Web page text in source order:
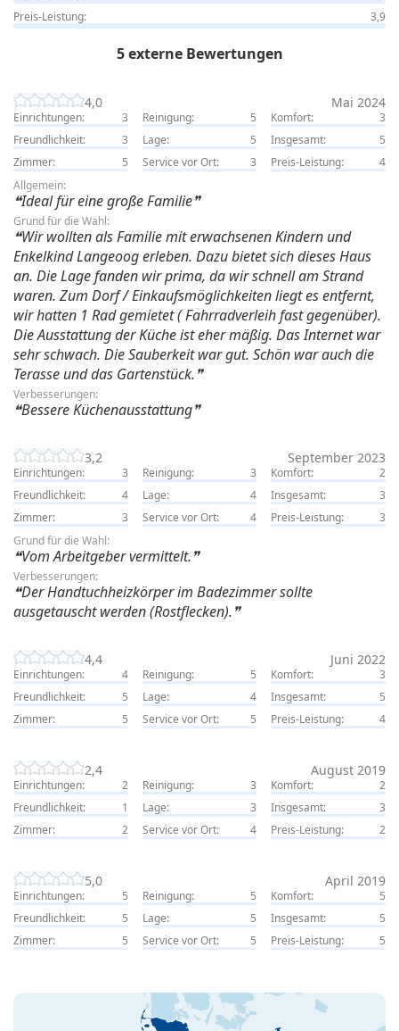
Preis-Leistung:
3,9
5 externe Bewertungen
4,0 Mai 2024
Einrichtungen: 3 Reinigung: 5 Komfort:
3
Freundlichkeit:
3 Lage: 5 Insgesamt:
5
Zimmer:
5 Service vor Ort: 3 Preis-Leistung:
4
Allgemein:
Ideal für eine große Familie
Grund für die Wahl:
Wir wollten als Familie mit erwachsenen Kindern und
Enkelkind Langeoog erleben. Dazu bietet sich dieses Haus
an. Die Lage fanden wir prima, da wir schnell am Strand
waren. Zum Dorf / Einkaufsmöglichkeiten liegt es entfernt,
wir hatten 1 Rad gemietet ( Fahrradverleih fast gegenüber).
Die Ausstattung der Küche ist eher mäßig. Das Internet war
sehr schwach. Die Sauberkeit war gut. Schön war auch die
Terasse und das Gartenstück.
Verbesserungen:
Bessere Küchenausstattung
3,2 September 2023
Einrichtungen: 3 Reinigung: 3 Komfort:
2
Freundlichkeit:
4 Lage: 4 Insgesamt:
3
Zimmer:
3 Service vor Ort: 4 Preis-Leistung:
3
Grund für die Wahl:
Vom Arbeitgeber vermittelt.
Verbesserungen:
Der Handtuchheizkörper im Badezimmer sollte
ausgetauscht werden (Rostflecken).
4,4 Juni 2022
Einrichtungen: 4 Reinigung: 5 Komfort:
3
Freundlichkeit:
5 Lage: 4 Insgesamt:
5
Zimmer:
5 Service vor Ort: 5 Preis-Leistung: 4
2,4 August 2019
Einrichtungen: 2 Reinigung: 3 Komfort:
2
Freundlichkeit:
1 Lage: 3 Insgesamt:
3
Zimmer:
2 Service vor Ort: 4 Preis-Leistung: 2
5,0 April 2019
Einrichtungen: 5 Reinigung: 5 Komfort:
5
Freundlichkeit:
5 Lage: 5 Insgesamt:
5
Zimmer:
5 Service vor Ort: 5 Preis-Leistung: 5